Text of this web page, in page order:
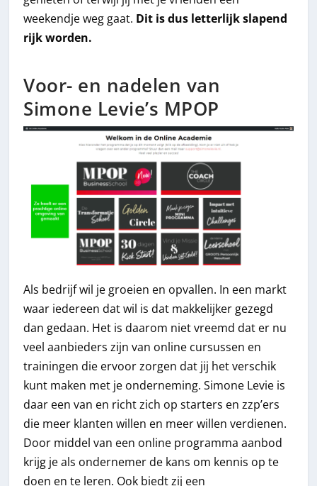
weekendje weg gaat. Dit is dus letterlijk slapend
rijk worden.
Voor- en nadelen van
Simone Levie’s MPOP
Als bedrijf wil je groeien en opvallen. In een markt
waar iedereen dat wil is dat makkelijker gezegd
dan gedaan. Het is daarom niet vreemd dat er nu
veel aanbieders zijn van online cursussen en
trainingen die ervoor zorgen dat jij het verschik
kunt maken met je onderneming. Simone Levie is
daar een van en richt zich op starters en zzp’ers
die meer klanten willen en meer willen verdienen.
Door middel van een online programma aanbod
krijg je als ondernemer de kans om kennis op te
doen en te leren. Ook biedt zij een